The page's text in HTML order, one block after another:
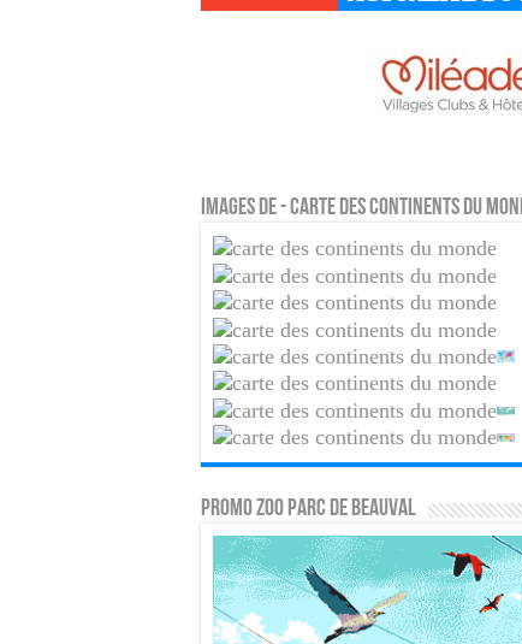
Images de - Carte des continents du
PROMO ZOO PARC DE BEAUVAL